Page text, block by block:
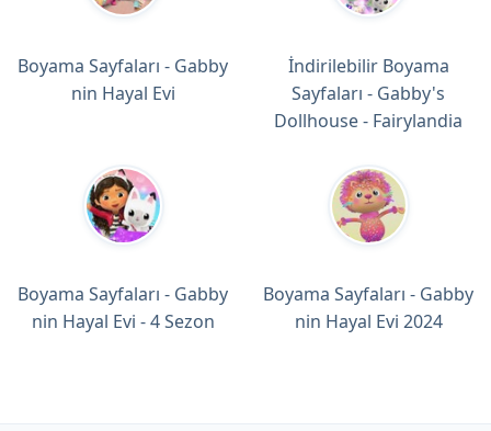
Boyama Sayfaları - Gabby
nin Hayal Evi
İndirilebilir Boyama
Sayfaları - Gabby's
Dollhouse - Fairylandia
Boyama Sayfaları - Gabby
nin Hayal Evi - 4 Sezon
Boyama Sayfaları - Gabby
nin Hayal Evi 2024